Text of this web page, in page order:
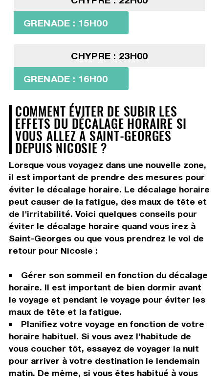
GRENADE : 15H00
CHYPRE : 23H00
GRENADE : 16H00
COMMENT ÉVITER DE SUBIR LES
EFFETS DU DÉCALAGE HORAIRE SI
VOUS ALLEZ À SAINT-GEORGES
DEPUIS NICOSIE ?
Lorsque vous voyagez dans une nouvelle zone,
il est important de prendre des mesures pour
éviter le décalage horaire. Le décalage horaire
peut causer de la fatigue, des maux de tête et
de l'irritabilité. Voici quelques conseils pour
éviter le décalage horaire quand vous irez à
Saint-Georges ou que vous prendrez le vol de
retour pour Nicosie :
Gérer son sommeil en fonction du décalage
horaire. Il est important de bien dormir avant
le voyage et pendant le voyage pour éviter les
maux de tête et la fatigue.
Planifiez votre voyage en fonction de votre
horaire habituel. Si vous avez l'habitude de
vous coucher tôt, essayez de voyager la nuit
pour arriver à votre destination le lendemain
matin. De même, si vous êtes habitué à vous